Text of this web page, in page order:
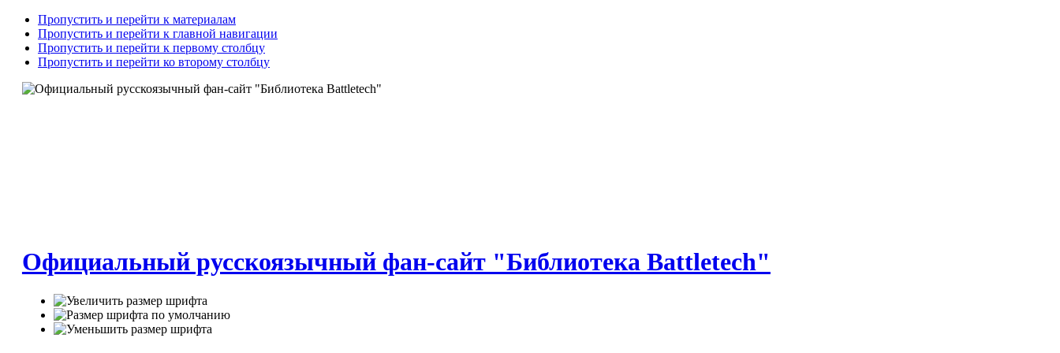
Пропустить и перейти к материалам
Пропустить и перейти к главной навигации
Пропустить и перейти к первому столбцу
Пропустить и перейти ко второму столбцу
Официальный русскоязычный фан-сайт "Библиотека Battletech"